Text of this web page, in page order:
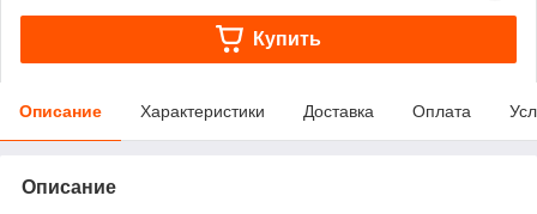
Купить
Описание Характеристики Доставка Оплата
Описание